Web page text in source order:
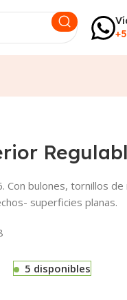
Con bulones, tornillos
superficies planas.
5 disponibles